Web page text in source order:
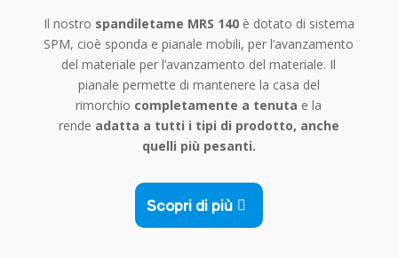
Il nostro spandiletame MRS 140è dotato di sistema
SPM, cioè sponda e pianale mobili, per l’avanzamento
del materiale per l’avanzamento del materiale. Il
pianale permette di mantenere la casa del
rimorchio completamente a tenuta e la
rende adatta a tutti i tipi di prodotto, anche
quelli più pesanti.
Scopri di più